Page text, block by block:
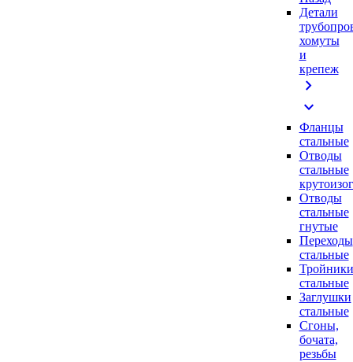
Детали
хомуты
и
крепеж
chevron_right
expand_more
Фланцы
стальные
Отводы
стальные
Отводы
стальные
гнутые
Переходы
стальные
Тройники
стальные
Заглушки
стальные
Сгоны,
бочата,
резьбы